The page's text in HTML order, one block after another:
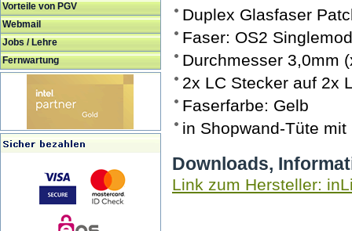
Vorteile von PGV
Webmail
Jobs / Lehre
Fernwartung
Duplex Glasfaser
Faser: OS2
Durchmesser 3,0mm
2x LC Stecker auf 2x
Faserfarbe: Gelb
in Shopwand-Tüte mit
Downloads,
Link zum Hersteller: